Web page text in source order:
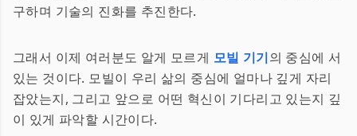
구하며 기술의 진화를 추진한다.
그래서 이제 여러분도 알게 모르게 모빌 기기의 중심에 서
있는 것이다. 모빌이 우리 삶의 중심에 얼마나 깊게 자리
잡았는지, 그리고 앞으로 어떤 혁신이 기다리고 있는지 깊
이 있게 파악할 시간이다.